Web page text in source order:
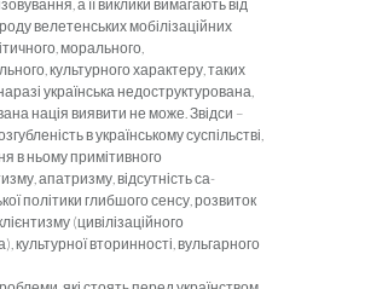
а її виклики вимагають від
велетенських мобіліза­ційних
морального,
культурного характеру, таких
українська недоструктурована,
нація виявити не може. Звідси –
в українському суспільстві,
в ньому примітивного
апатризму, відсутність са­
політики глибшого сенсу, розвиток
(цивілізаційного
культурної вторинності, вульгарного